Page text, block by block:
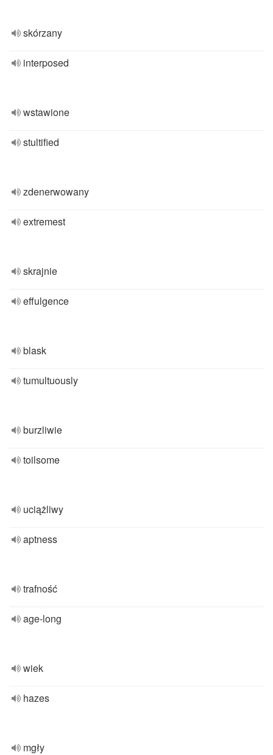
skórzany
interposed
wstawione
stultified
zdenerwowany
extremest
skrajnie
effulgence
blask
tumultuously
burzliwie
toilsome
uciążliwy
aptness
trafność
age-long
wiek
hazes
mgły